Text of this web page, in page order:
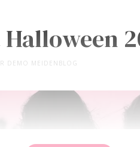
DEMO MEIDENBLOG